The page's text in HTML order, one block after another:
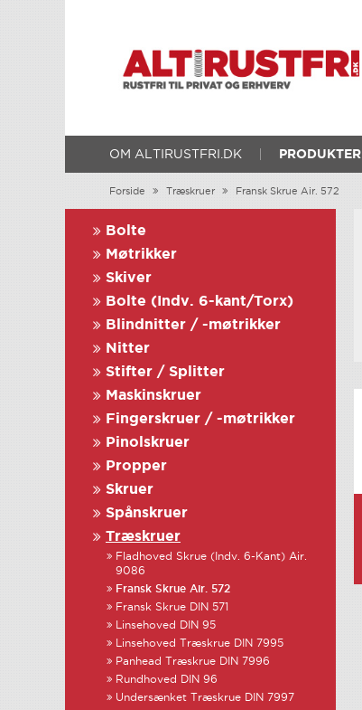
OM ALTIRUSTFRI.DK PRODUKTER
Forside Træskruer Fransk Skrue Air. 572
Bolte
Møtrikker
Skiver
Bolte (Indv. 6-kant/Torx)
Blindnitter / -møtrikker
Nitter
Stifter / Splitter
Maskinskruer
Fingerskruer / -møtrikker
Pinolskruer
Propper
Skruer
Spånskruer
Træskruer
Fladhoved Skrue (Indv. 6-Kant) Air.
9086
Fransk Skrue Air. 572
Fransk Skrue DIN 571
Linsehoved DIN 95
Linsehoved Træskrue DIN 7995
Panhead Træskrue DIN 7996
Rundhoved DIN 96
Undersænket Træskrue DIN 7997